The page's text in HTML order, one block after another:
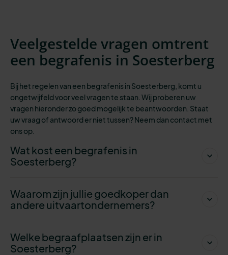
Veelgestelde vragen omtrent
een begrafenis in Soesterberg
Bij het regelen van een begrafenis in Soesterberg, komt u
ongetwijfeld voor veel vragen te staan. Wij proberen uw
vragen hieronder zo goed mogelijk te beantwoorden. Staat
uw vraag of antwoord er niet tussen? Neem dan contact met
ons op.
Wat kost een begrafenis in
Soesterberg?
Waarom zijn jullie goedkoper dan
andere uitvaartondernemers?
Welke begraafplaatsen zijn er in
Soesterberg?